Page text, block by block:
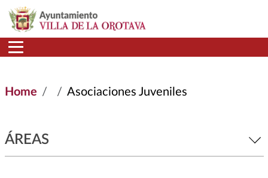
Skip to main content
Home Asociaciones Juveniles
ÁREAS